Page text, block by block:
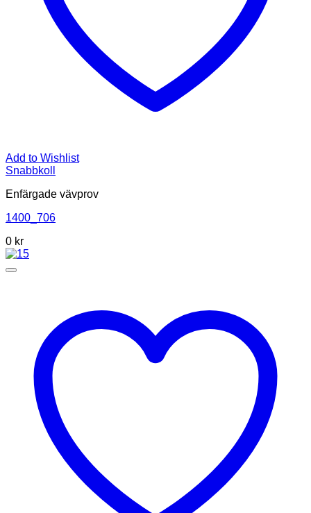
Add to Wishlist
Snabbkoll
Enfärgade vävprov
1400_706
0 kr